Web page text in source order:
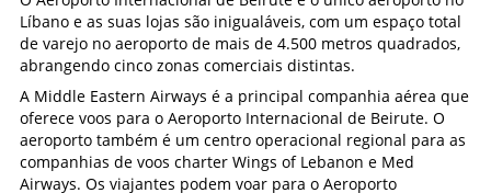
Líbano e as suas lojas são inigualáveis, com um espaço total
de varejo no aeroporto de mais de 4.500 metros quadrados,
abrangendo cinco zonas comerciais distintas.
A Middle Eastern Airways é a principal companhia aérea que
oferece voos para o Aeroporto Internacional de Beirute. O
aeroporto também é um centro operacional regional para as
companhias de voos charter Wings of Lebanon e Med
Airways. Os viajantes podem voar para o Aeroporto